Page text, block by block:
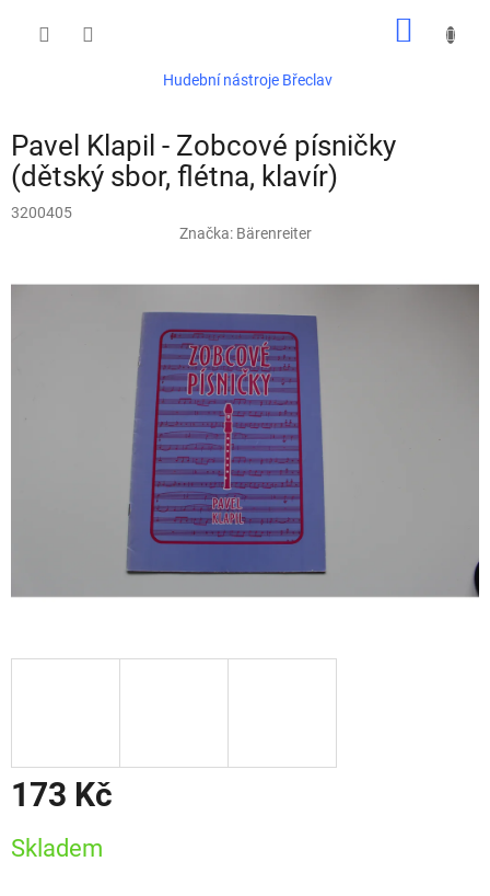
Hudební nástroje Břeclav
Pavel Klapil - Zobcové písničky
(dětský sbor, flétna, klavír)
3200405
Značka: Bärenreiter
173 Kč
cena:
Skladem